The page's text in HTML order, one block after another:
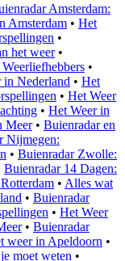
Amsterdam:
Amsterdam • Het
•
het weer•
•
in Nederland • Het
• Het Weer
• Het Weer in
Meer• Buienradar en
Nijmegen:
• Buienradar Zwolle:
Buienradar 14 Dagen:
• Alles wat
• Buienradar
• Het Weer
• Buienradar
weer in Apeldoorn •
moet weten •